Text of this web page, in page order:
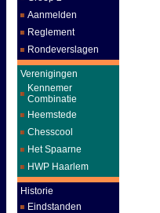
Aanmelden
Reglement
Rondeverslagen
Verenigingen
Kennemer
Combinatie
Heemstede
Chesscool
Het Spaarne
HWP Haarlem
Historie
Eindstanden